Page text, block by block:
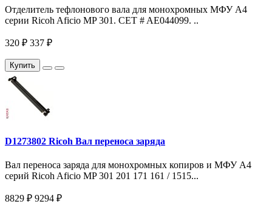
Отделитель тефлонового вала для монохромных МФУ A4
серии Ricoh Aficio MP 301. CET # AE044099. ..
320 ₽ 337 ₽
Купить
D1273802 Ricoh Вал переноса заряда
Вал переноса заряда для монохромных копиров и МФУ A4
серий Ricoh Aficio MP 301 201 171 161 / 1515...
8829 ₽ 9294 ₽